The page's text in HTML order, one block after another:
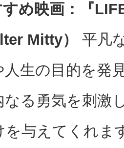
すめ映画：『
Mitty）
平凡
人生の目的を発
なる勇気を刺激
を与えてくれま